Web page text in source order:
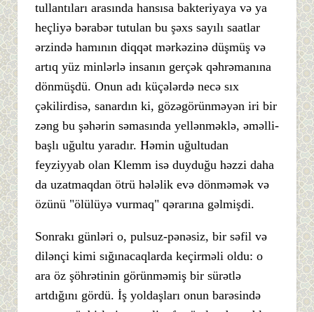
tullantıları arasında hansısa bakteriyaya və ya
heçliyə bərabər tutulan bu şəxs sayılı saatlar
ərzində hamının diqqət mərkəzinə düşmüş və
artıq yüz minlərlə insanın gerçək qəhrəmanına
dönmüşdü. Onun adı küçələrdə necə sıx
çəkilirdisə, sanardın ki, gözəgörünməyən iri bir
zəng bu şəhərin səmasında yellənməklə, əməlli-
başlı uğultu yaradır. Həmin uğultudan
feyziyyab olan Klemm isə duyduğu həzzi daha
da uzatmaqdan ötrü hələlik evə dönməmək və
özünü "ölülüyə vurmaq" qərarına gəlmişdi.
Sonrakı günləri o, pulsuz-pənəsiz, bir səfil və
dilənçi kimi sığınacaqlarda keçirməli oldu: o
ara öz şöhrətinin görünməmiş bir sürətlə
artdığını gördü. İş yoldaşları onun barəsində